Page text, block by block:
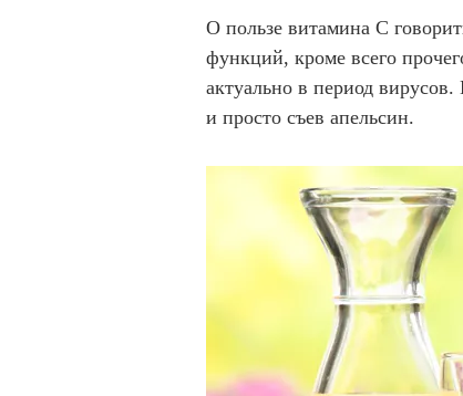
О пользе витамина С
функций, кроме всего
актуально в период
и просто съев апельсин.